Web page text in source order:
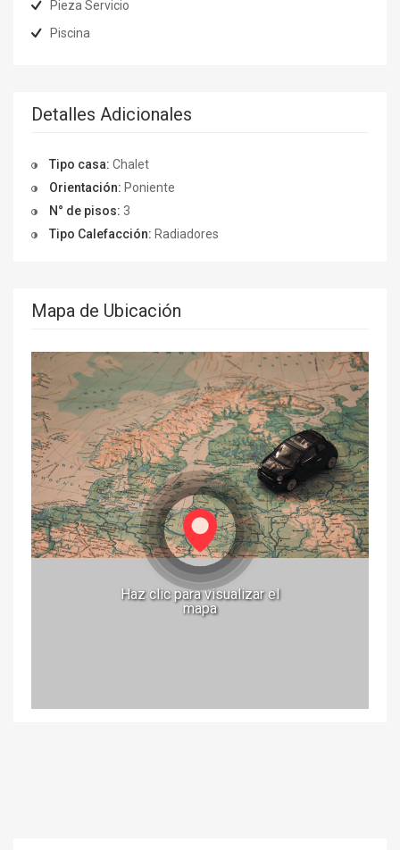
Pieza Servicio
Piscina
Detalles Adicionales
Tipo casa: Chalet
Orientación: Poniente
N° de pisos: 3
Tipo Calefacción: Radiadores
Mapa de Ubicación
Haz clic para visualizar el
mapa